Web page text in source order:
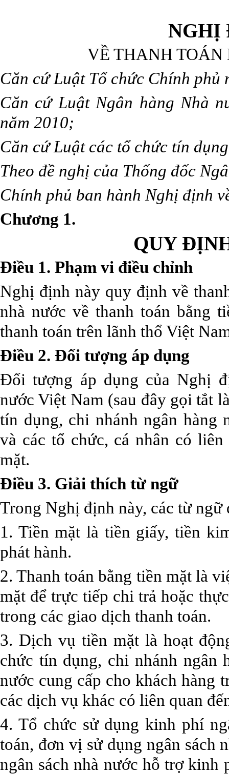
NGHỊ
VỀ THANH
Căn cứ Luật Tổ chức Chính phủ
Căn cứ Luật Ngân hàng Nhà
năm 2010;
Căn cứ Luật các tổ chức tín
Theo đề nghị của Thống đốc
Chính phủ ban hành Nghị định
Chương 1.
QUY
Điều 1. Phạm vi điều chỉnh
Nghị định này quy định về
nhà nước về thanh toán bằng
thanh toán trên lãnh thổ Việt
Điều 2. Đối tượng áp dụng
Đối tượng áp dụng của Nghị
nước Việt Nam (sau đây gọi tắt
tín dụng, chi nhánh ngân hàng
và các tổ chức, cá nhân có
mặt.
Điều 3. Giải thích từ ngữ
Trong Nghị định này, các từ
1. Tiền mặt là tiền giấy, tiền
phát hành.
2. Thanh toán bằng tiền mặt là
mặt để trực tiếp chi trả hoặc
trong các giao dịch thanh toán.
3. Dịch vụ tiền mặt là hoạt
chức tín dụng, chi nhánh ngân
nước cung cấp cho khách hàng
các dịch vụ khác có liên quan
4. Tổ chức sử dụng kinh phí
toán, đơn vị sử dụng ngân sách
ngân sách nhà nước hỗ trợ kinh